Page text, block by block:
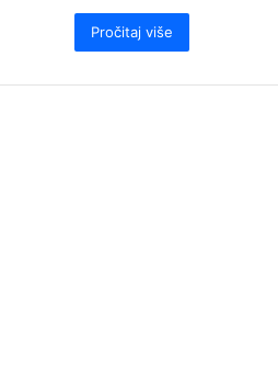
Pročitaj više